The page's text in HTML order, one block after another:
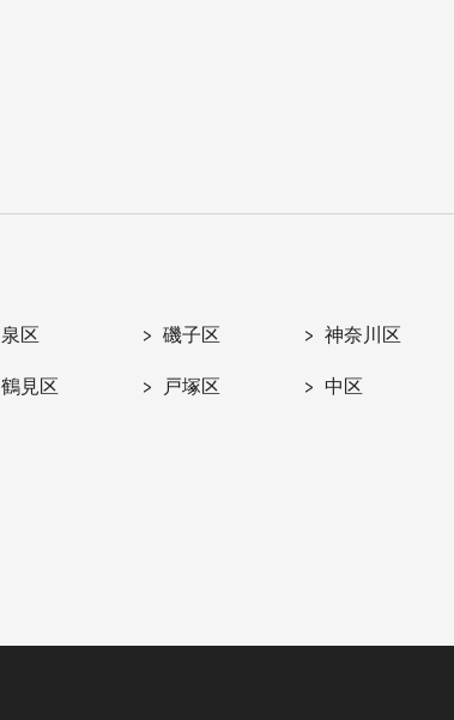
泉区 磯子区 神奈川区
鶴見区 戸塚区 中区